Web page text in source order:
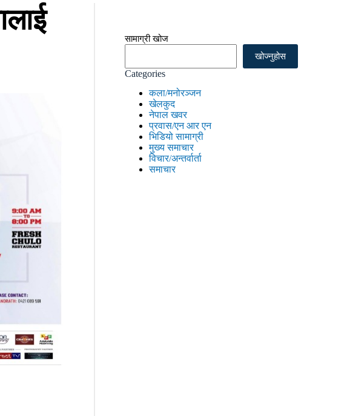
सामाग्री खोज
खोज्नुहोस
Categories
कला/मनोरञ्जन
खेलकुद
नेपाल खवर
प्रवास/एन आर एन
भिडियो सामाग्री
मुख्य समाचार
विचार/अन्तर्वार्ता
समाचार